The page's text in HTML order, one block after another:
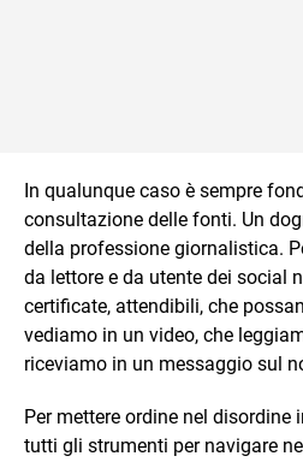
In qualunque caso è sempre
consultazione delle fonti. Un
della professione giornalistica.
da lettore e da utente dei social
certificate, attendibili, che
vediamo in un video, che
riceviamo in un messaggio sul
Per mettere ordine nel disordine
tutti gli strumenti per navigare